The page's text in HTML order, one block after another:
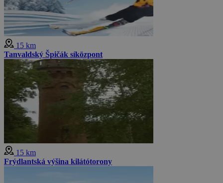
15 km
Tanvaldský Špičák síközpont
15 km
Frýdlantská výšina kilátótorony